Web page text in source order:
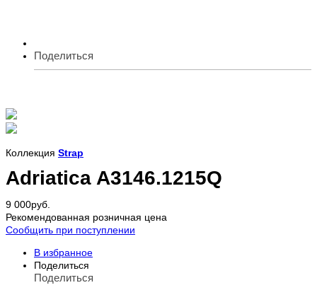
Поделиться
Коллекция Strap
Adriatica A3146.1215Q
9 000руб.
Рекомендованная розничная цена
Сообщить при поступлении
В избранное
Поделиться
Поделиться